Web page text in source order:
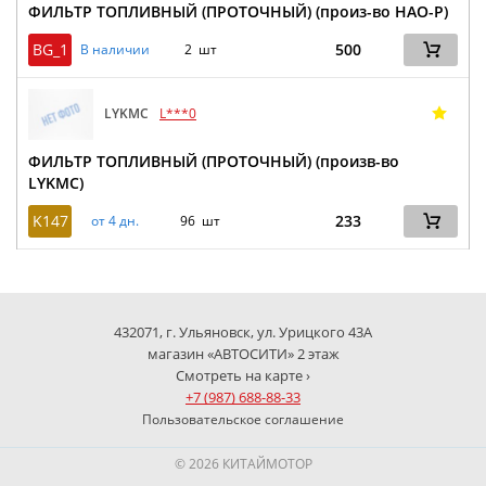
ФИЛЬТР ТОПЛИВНЫЙ (ПРОТОЧНЫЙ) (произ-во HAO-P)
BG_1
В наличии 2 шт 500
LYKMC L***0
ФИЛЬТР ТОПЛИВНЫЙ (ПРОТОЧНЫЙ) (произв-во
LYKMC)
K147
от 4 дн. 96 шт 233
432071, г. Ульяновск, ул. Урицкого 43А
магазин «АВТОСИТИ» 2 этаж
Смотреть на карте ›
+7 (987) 688-88-33
Пользовательское соглашение
© 2026 КИТАЙМОТОР